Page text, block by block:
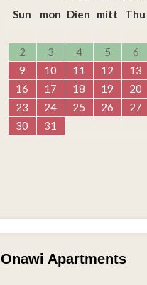
Sun
mon Dien mitt Thu
2
3 4 5 6
9
10 11 12 13
16
17 18 19 20
23
24 25 26 27
30
31
Onawi Apartments